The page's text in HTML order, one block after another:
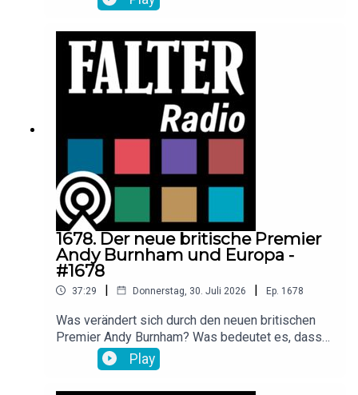
(Direktorin Museumsquartier Wien), Ferdinand
(Städteplanerin mit Fokus auf Artenvielfalt in der
Stadt), Dominique Zimmermann (Kuratorin NHM
und Falter-Autorin) und FALTER-Redakteurin
Katharina Kropshofer. Aufgezeichnet im Rahmen
der Falter-Sommergespräche im
Museumsquartier Wien.
1678. Der neue britische Premier
Andy Burnham und Europa -
#1678
37:29 | Donnerstag, 30. Juli 2026 | Ep. 1678
Was verändert sich durch den neuen britischen
Premier Andy Burnham? Was bedeutet es, dass
der Labour-Chef eine deutliche Abkehr vom
Neoliberalismus Margret Thatchers verpricht?
Play